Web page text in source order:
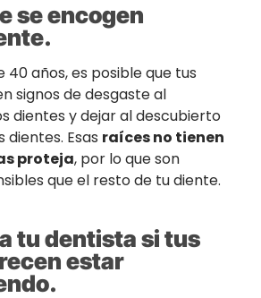
se encogen
40 años, es posible que tus
signos de desgaste al
dientes y dejar al descubierto
dientes. Esas raíces no tienen
proteja, por lo que son
que el resto de tu diente.
atu dentista situs
estar